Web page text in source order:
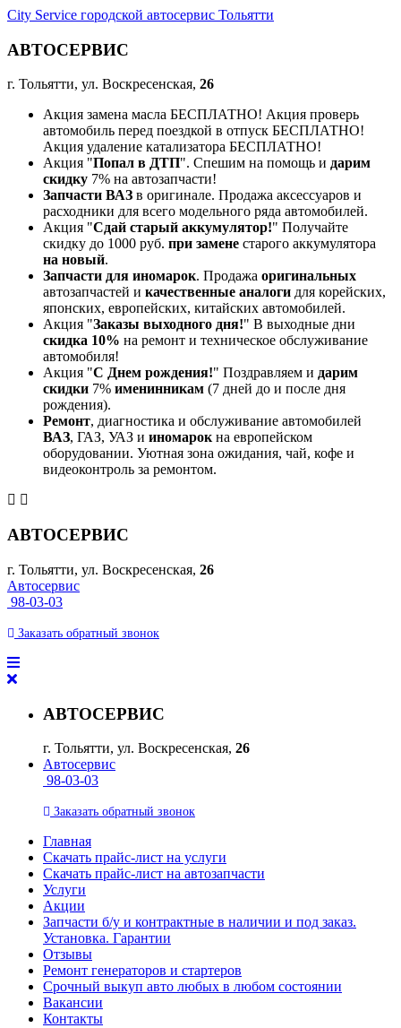
City Service городской автосервис Тольятти
АВТОСЕРВИС
г. Тольятти, ул. Воскресенская, 26
Акция замена масла БЕСПЛАТНО! Акция проверь
автомобиль перед поездкой в отпуск БЕСПЛАТНО!
Акция удаление катализатора БЕСПЛАТНО!
Акция "Попал в ДТП". Спешим на помощь и дарим
скидку 7% на автозапчасти!
Запчасти ВАЗ в оригинале. Продажа аксессуаров и
расходники для всего модельного ряда автомобилей.
Акция "Сдай старый аккумулятор!" Получайте
скидку до 1000 руб. при замене старого аккумулятора
на новый.
Запчасти для иномарок. Продажа оригинальных
автозапчастей и качественные аналоги для корейских,
японских, европейских, китайских автомобилей.
Акция "Заказы выходного дня!" В выходные дни
скидка 10% на ремонт и техническое обслуживание
автомобиля!
Акция "С Днем рождения!" Поздравляем и дарим
скидки 7% именинникам (7 дней до и после дня
рождения).
Ремонт, диагностика и обслуживание автомобилей
ВАЗ, ГАЗ, УАЗ и иномарокна европейском
оборудовании. Уютная зона ожидания, чай, кофе и
видеоконтроль за ремонтом.
АВТОСЕРВИС
г. Тольятти, ул. Воскресенская, 26
Автосервис
98-03-03
Заказать обратный звонок
АВТОСЕРВИС
г. Тольятти, ул. Воскресенская, 26
Автосервис
98-03-03
Заказать обратный звонок
Главная
Скачать прайс-лист на услуги
Скачать прайс-лист на автозапчасти
Услуги
Акции
Запчасти б/у и контрактные в наличии и под заказ.
Установка. Гарантии
Отзывы
Ремонт генераторов и стартеров
Cрочный выкуп авто любых в любом состоянии
Вакансии
Контакты